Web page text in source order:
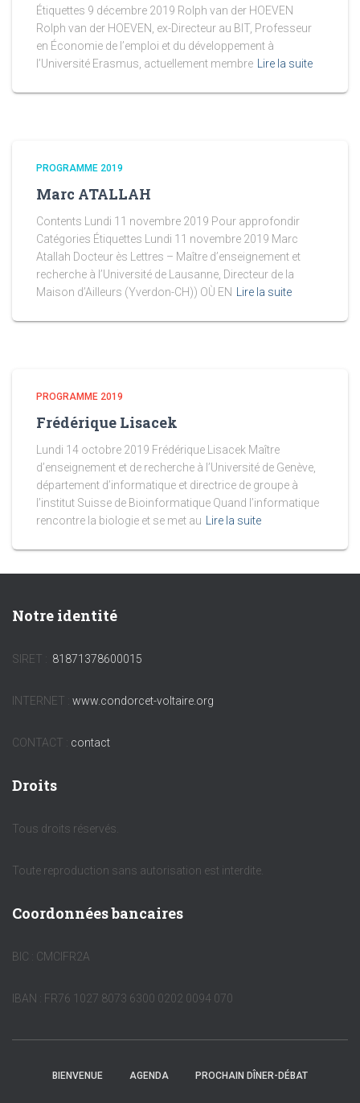
Étiquettes 9 décembre 2019 Rolph van der HOEVEN
Rolph van der HOEVEN, ex-Directeur au BIT, Professeur
en Économie de l’emploi et du développement à
l’Université Erasmus, actuellement membre
Lire la suite
PROGRAMME 2019
Marc ATALLAH
Contents Lundi 11 novembre 2019 Pour approfondir
Catégories Étiquettes Lundi 11 novembre 2019 Marc
Atallah Docteur ès Lettres – Maître d’enseignement et
recherche à l’Université de Lausanne, Directeur de la
Maison d’Ailleurs (Yverdon-CH)) OÙ EN
Lire la suite
PROGRAMME 2019
Frédérique Lisacek
Lundi 14 octobre 2019 Frédérique Lisacek Maître
d’enseignement et de recherche à l’Université de Genève,
département d’informatique et directrice de groupe à
l’institut Suisse de Bioinformatique Quand l’informatique
rencontre la biologie et se met au
Lire la suite
Notre identité
SIRET : 81871378600015
INTERNET : www.condorcet-voltaire.org
CONTACT : contact
Droits
Tous droits réservés.
Toute reproduction sans autorisation est interdite.
Coordonnées bancaires
BIC : CMCIFR2A
IBAN : FR76 1027 8073 6300 0202 0094 070
BIENVENUE AGENDA PROCHAIN DÎNER-DÉBAT